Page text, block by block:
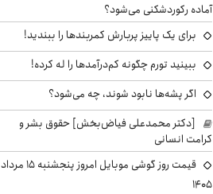
آماده رکوردشکنی می‌شود؟
برای یک پاییز پربارش کمربندها را ببندید!
ببینید تورم چگونه کم‌درآمدها را له کرده!
اگر پشه‌ها نابود شوند، چه می‌شود؟
[دکتر محمدعلی فیاض‌بخش] حقوق بشر و
کرامت انسانی
قیمت روز گوشی موبایل امروز پنجشنبه ۱۵ مرداد
۱۴۰۵